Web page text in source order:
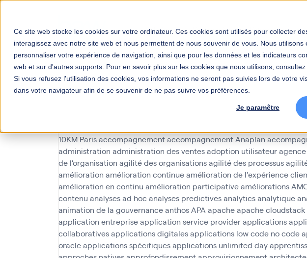
Ce site web stocke les cookies sur votre ordinateur. Ces cookies sont utilisés pour collecter
interagissez avec notre site web et nous permettent de nous souvenir de vous. Nous
personnaliser votre expérience de navigation, ainsi que pour les données et les indicateurs
web et sur d'autres supports. Pour en savoir plus sur les cookies que nous utilisons,
Si vous refusez l'utilisation des cookies, vos informations ne seront pas suivies lors de votre
dans votre navigateur afin de se souvenir de ne pas suivre vos préférences.
Je paramêtre
Solutions Votre métier Votre secteur
transversalité
10KM Parisaccompagnementaccompagnement Anaplan
administration administration des ventesadoption utilisateur
de l'organisation agilité des organisationsagilité des processus
amélioration amélioration continueamélioration de l'expérience
amélioration en continu amélioration participativeaméliorations
contenu analyses ad hoc analyses predictivesanalyticsanalytique
animation de la gouvernanceanthosAPA apacheapache cloudstack
application entrepriseapplication service providerapplications
collaborativesapplications digitalesapplications low code no code
oracleapplications spécifiquesapplications unlimited day